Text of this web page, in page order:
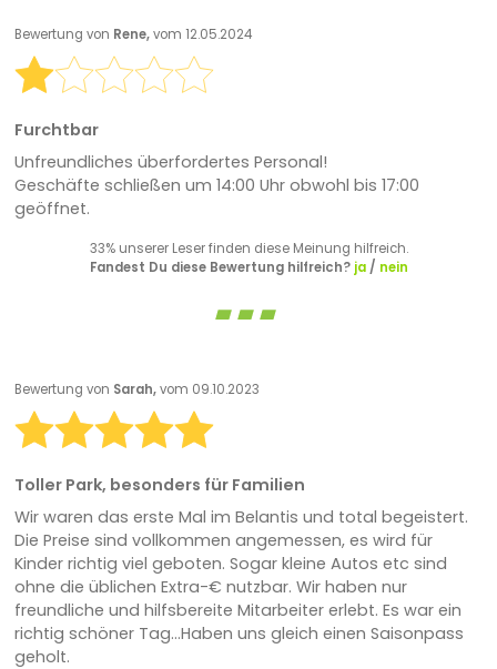
Bewertung von Rene,vom 12.05.2024
Furchtbar
Unfreundliches überfordertes Personal!
Geschäfte schließen um 14:00 Uhr obwohl bis 17:00
geöffnet.
33% unserer Leser finden diese Meinung hilfreich.
Fandest Du diese Bewertung hilfreich? ja/ nein
Bewertung von Sarah,vom 09.10.2023
Toller Park, besonders für Familien
Wir waren das erste Mal im Belantis und total begeistert.
Die Preise sind vollkommen angemessen, es wird für
Kinder richtig viel geboten. Sogar kleine Autos etc sind
ohne die üblichen Extra-€ nutzbar. Wir haben nur
freundliche und hilfsbereite Mitarbeiter erlebt. Es war ein
richtig schöner Tag...Haben uns gleich einen Saisonpass
geholt.